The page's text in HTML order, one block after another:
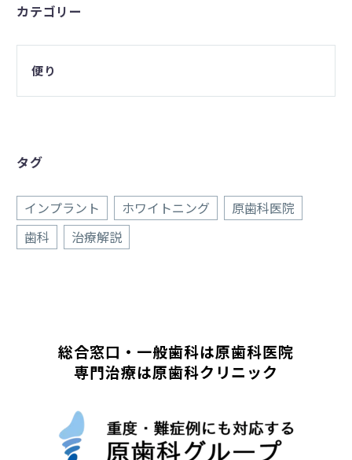
カテゴリー
便り
タグ
インプラント ホワイトニング
原歯科医院
歯科
治療解説
総合窓口・一般歯科は原歯科医院
専門治療は原歯科クリニック